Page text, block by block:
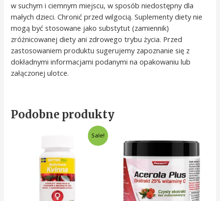
w suchym i ciemnym miejscu, w sposób niedostępny dla
małych dzieci. Chronić przed wilgocią. Suplementy diety nie
mogą być stosowane jako substytut (zamiennik)
zróżnicowanej diety ani zdrowego trybu życia. Przed
zastosowaniem produktu sugerujemy zapoznanie się z
dokładnymi informacjami podanymi na opakowaniu lub
załączonej ulotce.
Podobne produkty
Sale!
was:
zł78.00.
Current
price